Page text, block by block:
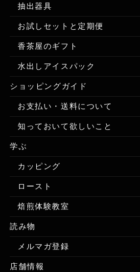
抽出器具
お試しセットと定期便
香茶屋のギフト
水出しアイスパック
ショッピングガイド
お支払い・送料について
知っておいて欲しいこと
学ぶ
カッピング
ロースト
焙煎体験教室
読み物
メルマガ登録
店舗情報